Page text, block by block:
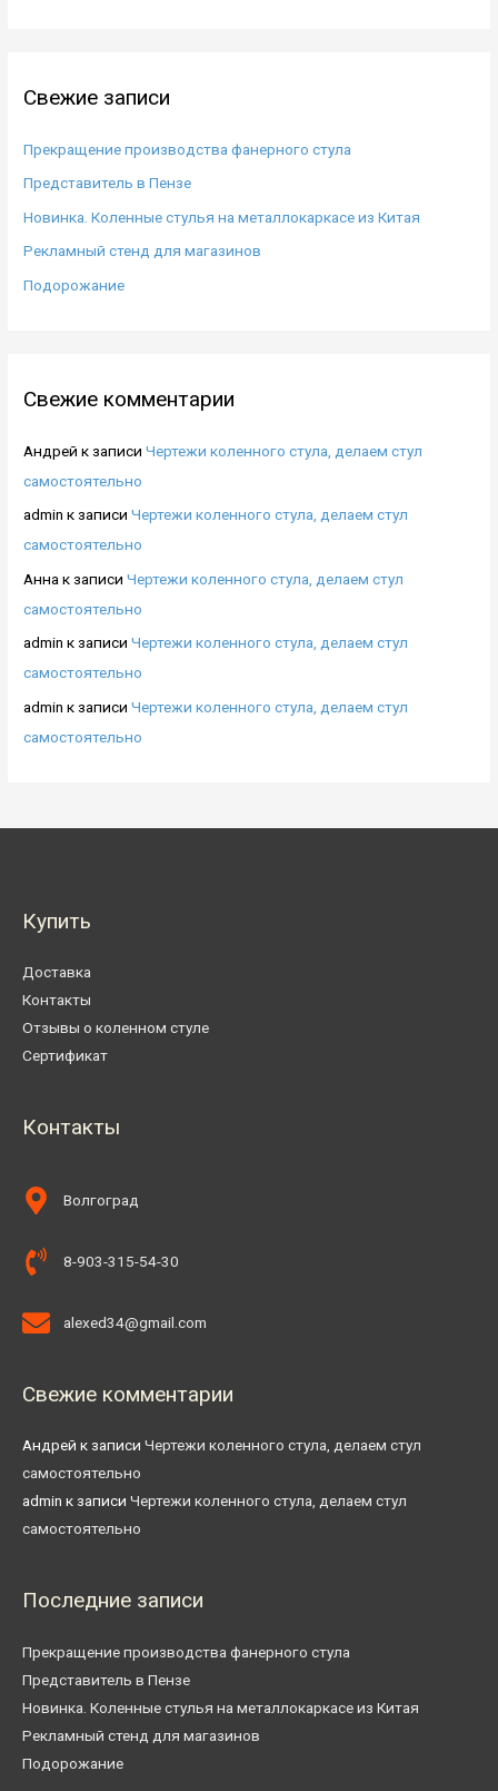
:Свежие записи
Прекращение производства фанерного стула
Представитель в Пензе
Новинка. Коленные стулья на металлокаркасе из Китая
Рекламный стенд для магазинов
Подорожание
Свежие комментарии
Андрей к записиЧертежи коленного стула, делаем стул
самостоятельно
admin к записиЧертежи коленного стула, делаем стул
самостоятельно
Анна к записиЧертежи коленного стула, делаем стул
самостоятельно
admin к записиЧертежи коленного стула, делаем стул
самостоятельно
admin к записиЧертежи коленного стула, делаем стул
самостоятельно
Купить
Доставка
Контакты
Отзывы о коленном стуле
Сертификат
Контакты
Волгоград
8-903-315-54-30
alexed34@gmail.com
Свежие комментарии
Андрей к записи Чертежи коленного стула, делаем стул
самостоятельно
admin к записи Чертежи коленного стула, делаем стул
самостоятельно
Последние записи
Прекращение производства фанерного стула
Представитель в Пензе
Новинка. Коленные стулья на металлокаркасе из Китая
Рекламный стенд для магазинов
Подорожание